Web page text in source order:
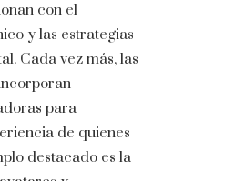
con el
y las estrategias
Cada vez más, las
para
de quienes
destacado es la